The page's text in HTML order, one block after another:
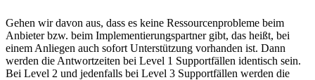
Gehen wir davon aus, dass es keine Ressourcenprobleme beim
Anbieter bzw. beim Implementierungspartner gibt, das heißt, bei
einem Anliegen auch sofort Unterstützung vorhanden ist. Dann
werden die Antwortzeiten bei Level 1 Supportfällen identisch sein.
Bei Level 2 und jedenfalls bei Level 3 Supportfällen werden die